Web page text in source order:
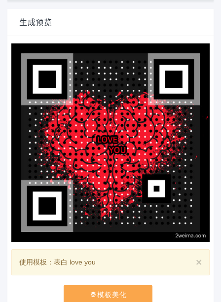
生成预览
×
使用模板：表白 love you
模板美化